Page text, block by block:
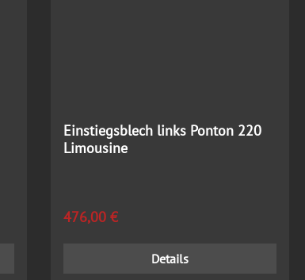
Einstiegsblech links Ponton 220
Limousine
Regulärer Preis:
476,00 €
Details